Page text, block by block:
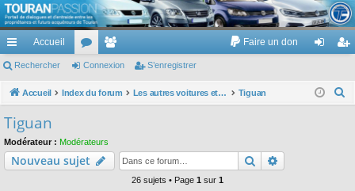
TouranPassion
Le forum des propriétaires ou futurs acquéreurs du Volkswagen Touran
cc
ès
pi
de
Accueil
or
u
e
m
Faire un don
ne nr
Rechercher Connexion S’enregistrer
Accueil Index du forum Les autres voitures et ce qui touche à la voiture Tiguan
Tiguan
Modérateur : Modérateurs
Nouveau sujet Rechercher
26 sujets • Page 1 sur 1